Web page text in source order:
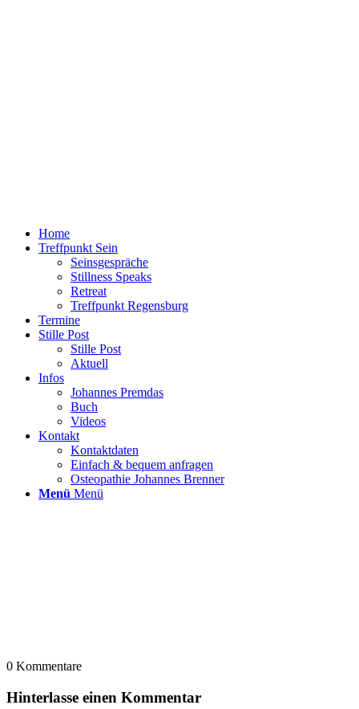
Home
Treffpunkt Sein
Seinsgespräche
Stillness Speaks
Retreat
Treffpunkt Regensburg
Termine
Stille Post
Stille Post
Aktuell
Infos
Johannes Premdas
Buch
Videos
Kontakt
Kontaktdaten
Einfach & bequem anfragen
Osteopathie Johannes Brenner
Menü Menü
0 Kommentare
Hinterlasse einen Kommentar